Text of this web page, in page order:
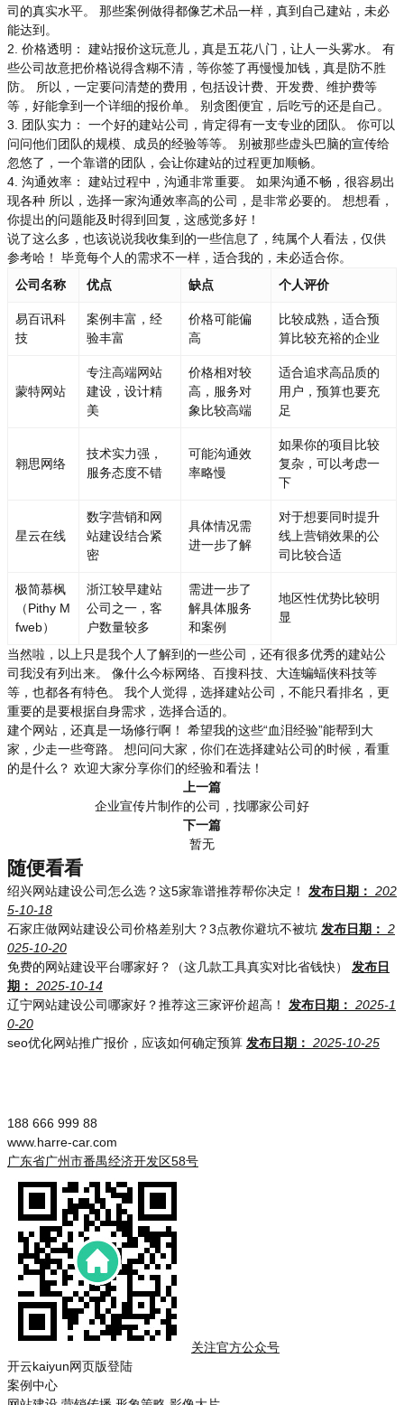
司的真实水平。 那些案例做得都像艺术品一样，真到自己建站，未必
能达到。
2. 价格透明： 建站报价这玩意儿，真是五花八门，让人一头雾水。 有
些公司故意把价格说得含糊不清，等你签了再慢慢加钱，真是防不胜
防。 所以，一定要问清楚的费用，包括设计费、开发费、维护费等
等，好能拿到一个详细的报价单。 别贪图便宜，后吃亏的还是自己。
3. 团队实力： 一个好的建站公司，肯定得有一支专业的团队。 你可以
问问他们团队的规模、成员的经验等等。 别被那些虚头巴脑的宣传给
忽悠了，一个靠谱的团队，会让你建站的过程更加顺畅。
4. 沟通效率： 建站过程中，沟通非常重要。 如果沟通不畅，很容易出
现各种 所以，选择一家沟通效率高的公司，是非常必要的。 想想看，
你提出的问题能及时得到回复，这感觉多好！
说了这么多，也该说说我收集到的一些信息了，纯属个人看法，仅供
参考哈！ 毕竟每个人的需求不一样，适合我的，未必适合你。
公司名称
优点 缺点 个人评价
易百讯科
技
案例丰富，经
验丰富
价格可能偏
高
比较成熟，适合预
算比较充裕的企业
蒙特网站
专注高端网站
建设，设计精
美
价格相对较
高，服务对
象比较高端
适合追求高品质的
用户，预算也要充
足
翱思网络
技术实力强，
服务态度不错
可能沟通效
率略慢
如果你的项目比较
复杂，可以考虑一
下
星云在线
数字营销和网
站建设结合紧
密
具体情况需
进一步了解
对于想要同时提升
线上营销效果的公
司比较合适
极简慕枫
（Pithy M
fweb）
浙江较早建站
公司之一，客
户数量较多
需进一步了
解具体服务
和案例
地区性优势比较明
显
当然啦，以上只是我个人了解到的一些公司，还有很多优秀的建站公
司我没有列出来。 像什么今标网络、百搜科技、大连蝙蝠侠科技等
等，也都各有特色。 我个人觉得，选择建站公司，不能只看排名，更
重要的是要根据自身需求，选择合适的。
建个网站，还真是一场修行啊！ 希望我的这些“血泪经验”能帮到大
家，少走一些弯路。 想问问大家，你们在选择建站公司的时候，看重
的是什么？ 欢迎大家分享你们的经验和看法！
上一篇
企业宣传片制作的公司，找哪家公司好
下一篇
暂无
随便看看
绍兴网站建设公司怎么选？这5家靠谱推荐帮你决定！ 发布日期： 202
5-10-18
石家庄做网站建设公司价格差别大？3点教你避坑不被坑 发布日期： 2
025-10-20
免费的网站建设平台哪家好？（这几款工具真实对比省钱快）
发布日
期： 2025-10-14
辽宁网站建设公司哪家好？推荐这三家评价超高！
发布日期： 2025-1
0-20
seo优化网站推广报价，应该如何确定预算 发布日期： 2025-10-25
188 666 999 88
www.harre-car.com
广东省广州市番禺经济开发区58号
关注官方公众号
开云kaiyun网页版登陆
案例中心